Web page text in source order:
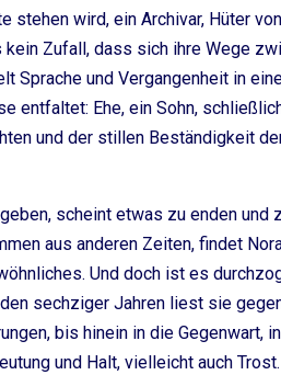
stehen wird, ein Archivar, Hüter
Zufall, dass sich ihre Wege
Sprache und Vergangenheit in
entfaltet: Ehe, ein Sohn,
und der stillen Beständigkeit
scheint etwas zu enden und
aus anderen Zeiten, findet
Und doch ist es
sechziger Jahren liest sie
bis hinein in die Gegenwart,
und Halt, vielleicht auch